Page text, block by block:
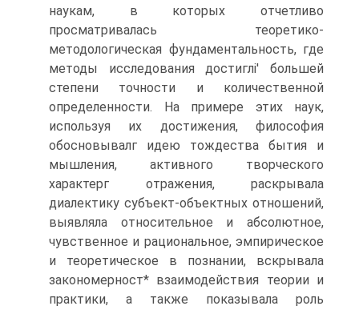
наукам, в которых отчетливо
просматривалась теоретико-
методологическая фундаментальность, где
методы исследования достиглі' большей
степени точности и количественной
определенности. На примере этих наук,
используя их достижения, философия
обосновывалг идею тождества бытия и
мышления, активного творческого
характерг отражения, раскрывала
диалектику субъект-объектных отношений,
выявляла относительное и абсолютное,
чувственное и рациональное, эмпирическое
и теоретическое в познании, вскрывала
закономерност* взаимодействия теории и
практики, а также показывала роль